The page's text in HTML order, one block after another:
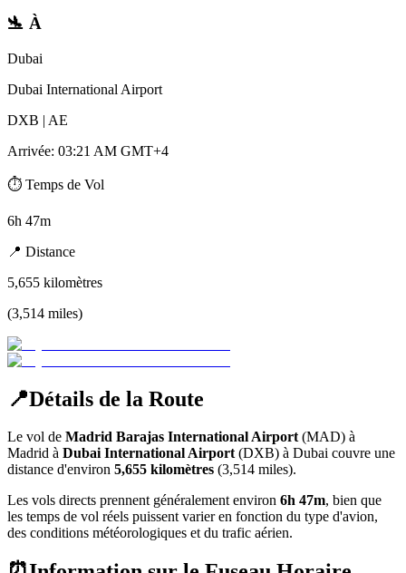
🛬 À
Dubai
Dubai International Airport
DXB | AE
Arrivée: 03:21 AM GMT+4
⏱️ Temps de Vol
6h 47m
📍 Distance
5,655 kilomètres
(3,514 miles)
📍Détails de la Route
Le vol de Madrid Barajas International Airport(MAD) à
Madrid à Dubai International Airport(DXB) à Dubai couvre une
distance d'environ 5,655 kilomètres (3,514 miles).
Les vols directs prennent généralement environ 6h 47m, bien que
les temps de vol réels puissent varier en fonction du type d'avion,
des conditions météorologiques et du trafic aérien.